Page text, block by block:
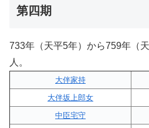
第四期
733年（天平5年）から759年（
人。
大伴家持
大伴坂上郎女
中臣宅守